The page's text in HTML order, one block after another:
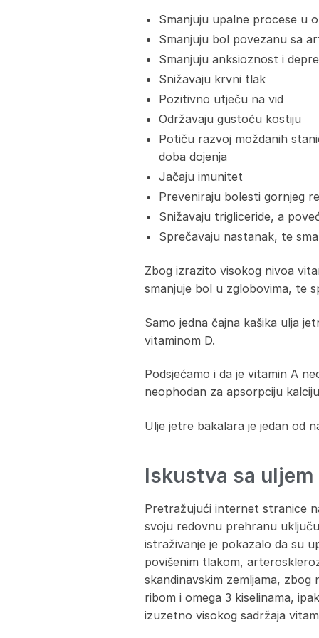
Smanjuju upalne procese u
Smanjuju bol povezanu sa
Smanjuju anksioznost i
Snižavaju krvni tlak
Pozitivno utječu na vid
Održavaju gustoću kostiju
Potiču razvoj moždanih
doba dojenja
Jačaju imunitet
Preveniraju bolesti gornjeg
Snižavaju trigliceride, a
Sprečavaju nastanak, te
Zbog izrazito visokog nivoa
smanjuje bol u zglobovima, te
Samo jedna čajna kašika ulja
vitaminom D.
Podsjećamo i da je vitamin A
neophodan za apsorpciju
Ulje jetre bakalara je jedan od
Iskustva sa
Pretražujući internet stranice
svoju redovnu prehranu
istraživanje je pokazalo da su
povišenim tlakom,
skandinavskim zemljama,
ribom i omega 3 kiselinama,
izuzetno visokog sadržaja